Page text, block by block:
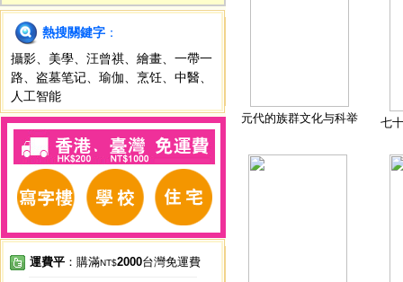
熱搜關鍵字 ：
攝影
美學 汪曾祺 繪畫
一帶一
路
盗墓笔记 瑜伽 烹饪 中醫
人工智能
運費平 ：購滿NT$2000台灣免運費
元代的族群文化与科举 七